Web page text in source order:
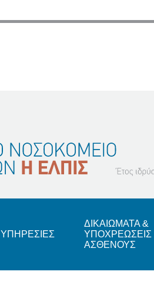
ΥΠΗΡΕΣΙΕΣ
ΔΙΚΑΙΩΜΑΤΑ &
ΥΠΟΧΡΕΩΣΕΙΣ
ΑΣΘΕΝΟΥΣ